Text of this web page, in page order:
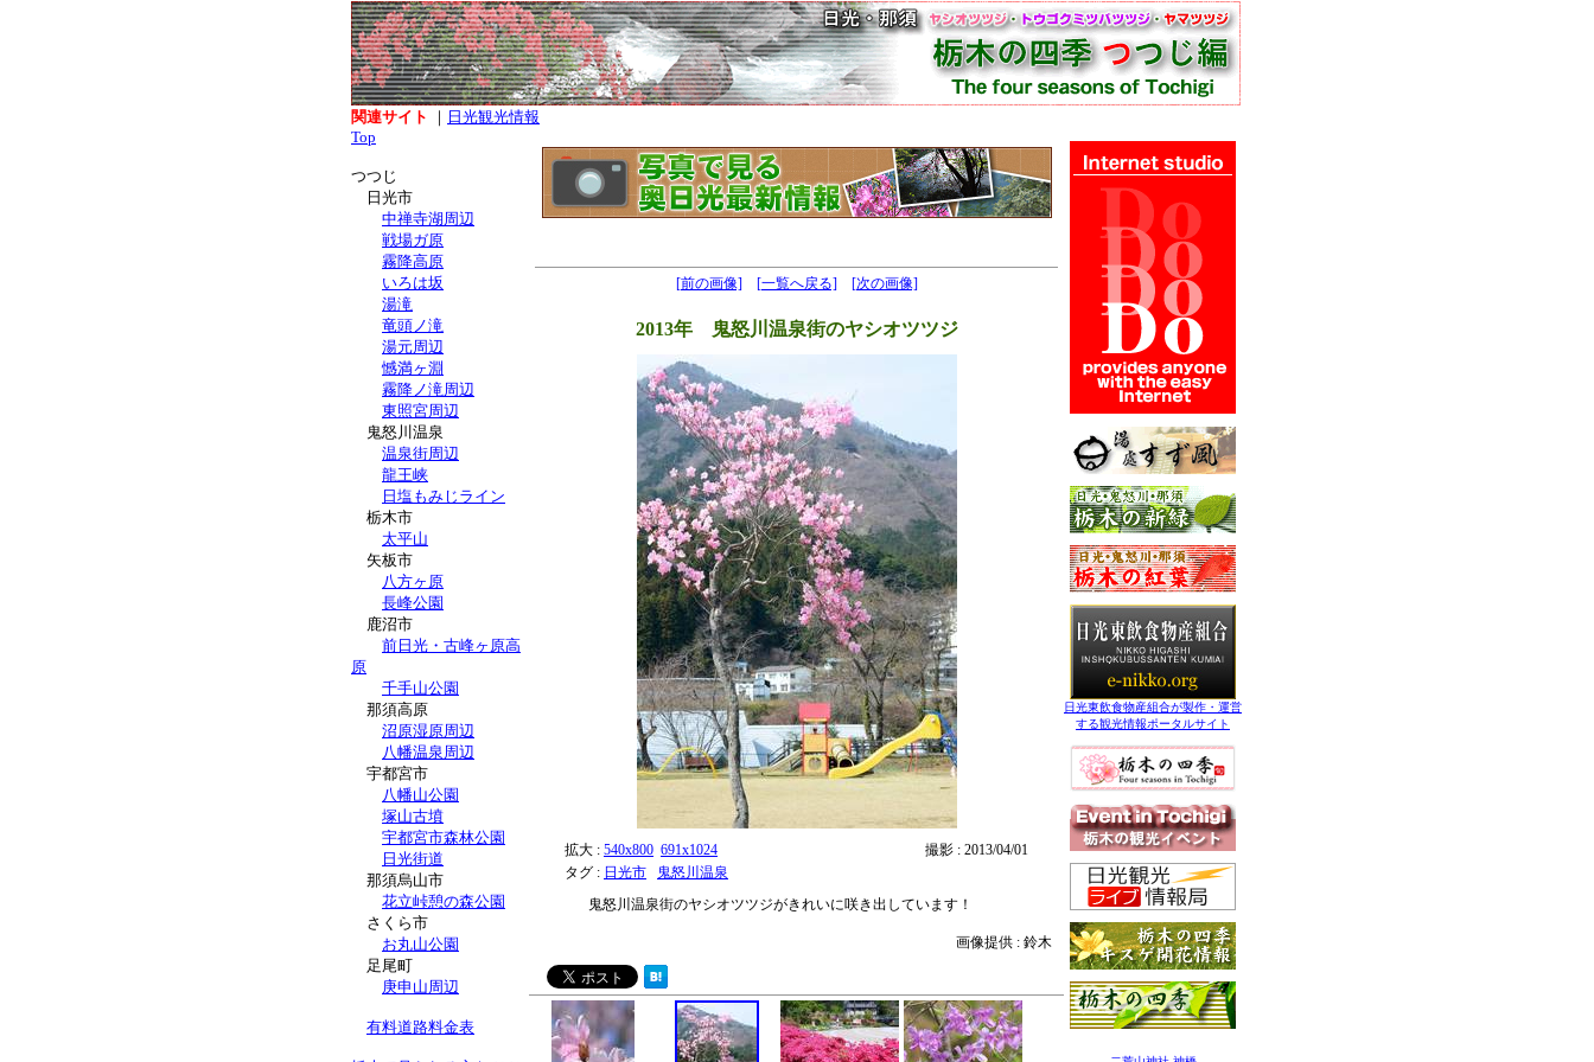
関連サイト ｜ 日光観光情報
Top
つつじ
日光市
中禅寺湖周辺
戦場ガ原
霧降高原
いろは坂
湯滝
竜頭ノ滝
湯元周辺
憾満ヶ淵
霧降ノ滝周辺
東照宮周辺
鬼怒川温泉
温泉街周辺
龍王峡
日塩もみじライン
栃木市
太平山
矢板市
八方ヶ原
長峰公園
鹿沼市
前日光・古峰ヶ原高
原
千手山公園
那須高原
沼原湿原周辺
八幡温泉周辺
宇都宮市
八幡山公園
塚山古墳
宇都宮市森林公園
日光街道
那須烏山市
花立峠憩の森公園
さくら市
お丸山公園
足尾町
庚申山周辺
有料道路料金表
[前の画像] [一覧へ戻る] [次の画像]
2013年 鬼怒川温泉街のヤシオツツジ
拡大 : 540x800 691x1024
撮影 : 2013/04/01
タグ : 日光市
鬼怒川温泉
鬼怒川温泉街のヤシオツツジがきれいに咲き出しています！
画像提供 : 鈴木
日光東飲食物産組合が製作・運営
する観光情報ポータルサイト